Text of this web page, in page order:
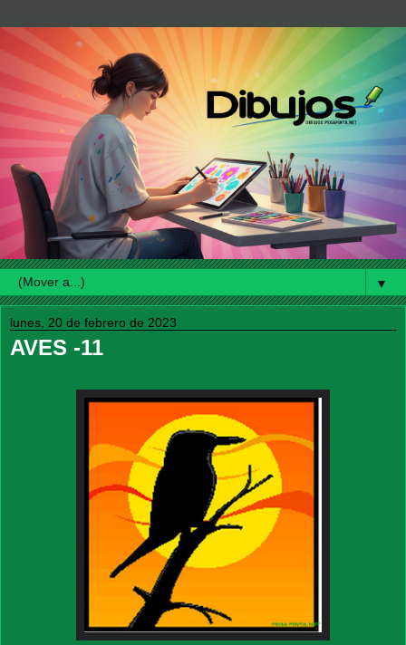
▼
lunes, 20 de febrero de 2023
AVES -11